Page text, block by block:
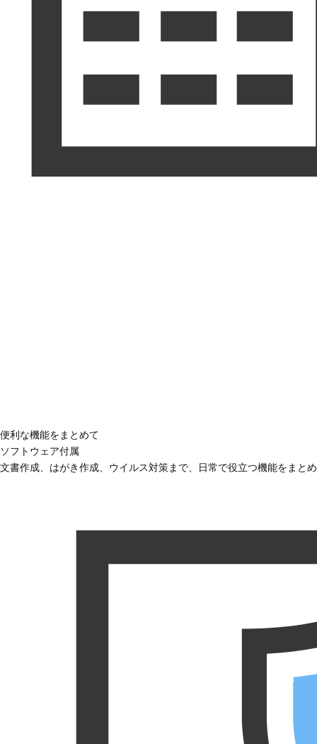
便利な機能をまとめて
ソフトウェア付属
文書作成、はがき作成、ウイルス対策まで、日常で役立つ機能をまと